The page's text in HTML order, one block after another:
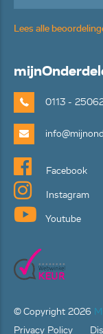
Lees alle
mijn
0113 -
Facebook
Instagram
Youtube
© Copyright 2026
Privacy Policy